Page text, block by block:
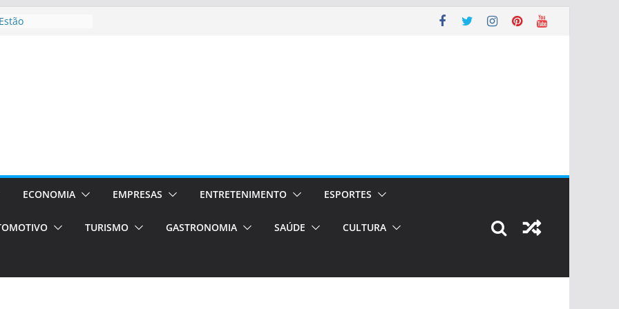
em Porto
de transfer,
de alto padrão
–
o segundo
únicas e
volta!
ECONOMIA EMPRESAS ENTRETENIMENTO ESPORTES
TURISMO GASTRONOMIA SAÚDE CULTURA